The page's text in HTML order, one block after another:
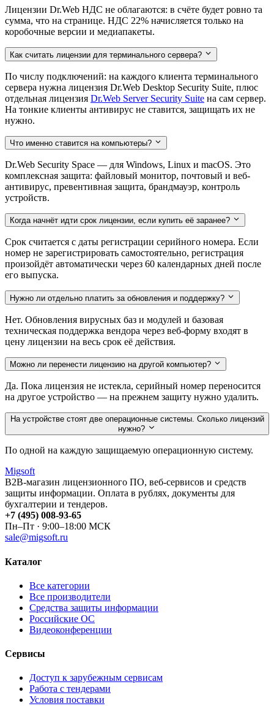
Лицензии Dr.Web НДС не облагаются: в счёте будет ровно та
сумма, что на странице. НДС 22% начисляется только на
коробочные версии и медиапакеты.
Как считать лицензии для терминального сервера?
По числу подключений: на каждого клиента терминального
сервера нужна лицензия Dr.Web Desktop Security Suite, плюс
отдельная лицензия Dr.Web Server Security Suite на сам сервер.
На тонкие клиенты антивирус не ставится, защищать их не
нужно.
Что именно ставится на компьютеры?
Dr.Web Security Space — для Windows, Linux и macOS. Это
комплексная защита: файловый монитор, почтовый и веб-
антивирус, превентивная защита, брандмауэр, контроль
устройств.
Когда начнёт идти срок лицензии, если купить её заранее?
Срок считается с даты регистрации серийного номера. Если
номер не зарегистрировать самостоятельно, регистрация
произойдёт автоматически через 60 календарных дней после
его выпуска.
Нужно ли отдельно платить за обновления и поддержку?
Нет. Обновления вирусных баз и модулей и базовая
техническая поддержка вендора через веб-форму входят в
цену лицензии на весь срок её действия.
Можно ли перенести лицензию на другой компьютер?
Да. Пока лицензия не истекла, серийный номер переносится
на другое устройство — на прежнем защиту нужно удалить.
На устройстве стоят две операционные системы. Сколько лицензий
нужно?
По одной на каждую защищаемую операционную систему.
Migsoft
B2B-магазин лицензионного ПО, веб-сервисов и средств
защиты информации. Оплата в рублях, документы для
бухгалтерии и тендеров.
+7 (495) 008-93-65
Пн–Пт · 9:00–18:00 МСК
sale@migsoft.ru
Каталог
Все категории
Все производители
Средства защиты информации
Российские ОС
Видеоконференции
Сервисы
Доступ к зарубежным сервисам
Работа с тендерами
Условия поставки